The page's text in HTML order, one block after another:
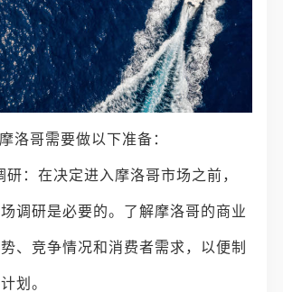
洛哥需要做以下准备：
研：在决定进入摩洛哥市场之前，
调研是必要的。了解摩洛哥的商业
、竞争情况和消费者需求，以便制
划。